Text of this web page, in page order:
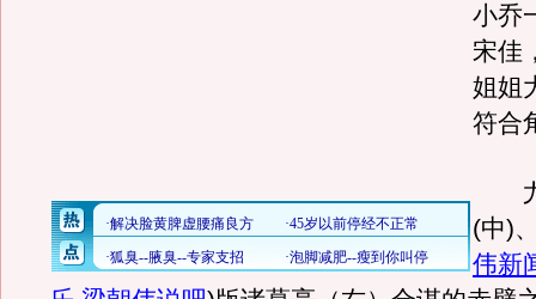
小乔
宋佳
姐姐
符合
尤
(中)
伟新